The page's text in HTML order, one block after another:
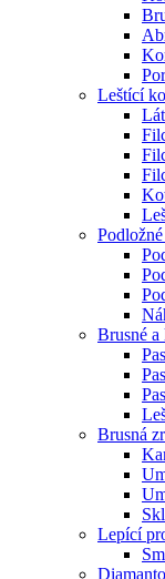
Leštící
Brusné a
Brusná
Lepící